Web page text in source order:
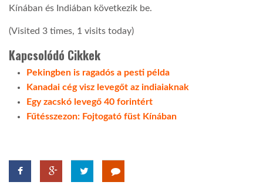
Kínában és Indiában következik be.
(Visited 3 times, 1 visits today)
Kapcsolódó Cikkek
Pekingben is ragadós a pesti példa
Kanadai cég visz levegőt az indiaiaknak
Egy zacskó levegő 40 forintért
Fűtésszezon: Fojtogató füst Kínában